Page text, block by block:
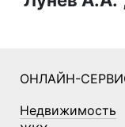
ОНЛАЙН-
Недвижимость